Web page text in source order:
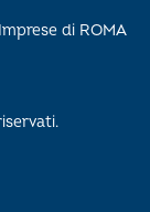
di ROMA